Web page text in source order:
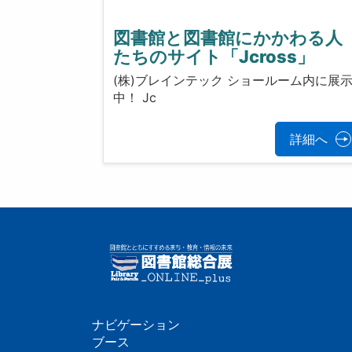
図書館と図書館にかかわる人
たちのサイト「Jcross」
(株)ブレインテック ショールーム内に展
中！ Jc
詳細へ
ナビゲーション
ブース